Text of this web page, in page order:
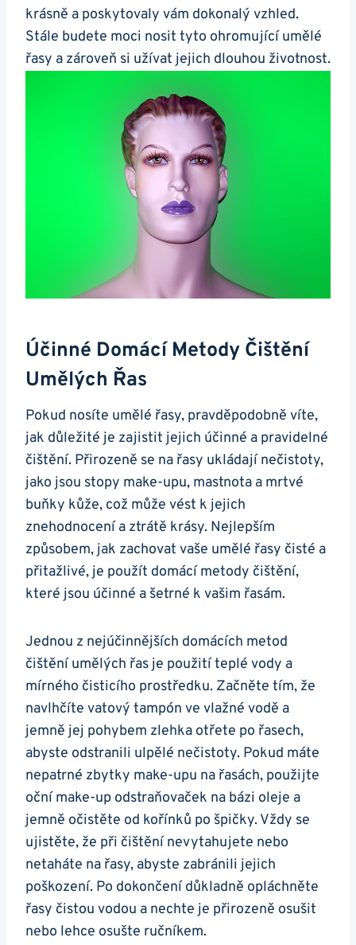
krásně a poskytovaly vám dokonalý vzhled.
Stále budete moci nosit tyto ohromující umělé
řasy a zároveň si užívat jejich dlouhou životnost.
Účinné Domácí Metody Čištění
Umělých Řas
Pokud nosíte umělé řasy, pravděpodobně víte,
jak důležité je zajistit jejich účinné a pravidelné
čištění. Přirozeně se na řasy ukládají nečistoty,
jako jsou stopy make-upu, mastnota a mrtvé
buňky kůže, což může vést k jejich
znehodnocení a ztrátě krásy. Nejlepším
způsobem, jak zachovat vaše umělé řasy čisté a
přitažlivé, je použít domácí metody čištění,
které jsou účinné a šetrné k vašim řasám.
Jednou z nejúčinnějších domácích metod
čištění umělých řas je použití teplé vody a
mírného čisticího prostředku. Začněte tím, že
navlhčíte vatový tampón ve vlažné vodě a
jemně jej pohybem zlehka otřete po řasech,
abyste odstranili ulpělé nečistoty. Pokud máte
nepatrné zbytky make-upu na řasách, použijte
oční make-up odstraňovaček na bázi oleje a
jemně očistěte od kořínků po špičky. Vždy se
ujistěte, že při čištění nevytahujete nebo
netaháte na řasy, abyste zabránili jejich
poškození. Po dokončení důkladně opláchněte
řasy čistou vodou a nechte je přirozeně osušit
nebo lehce osušte ručníkem.